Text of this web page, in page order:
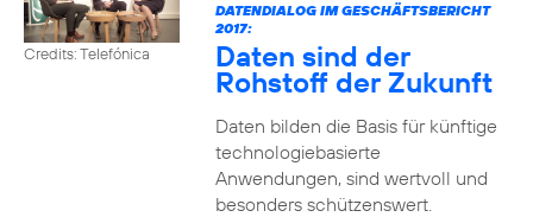
Credits: Telefónica
DATENDIALOG IM GESCHÄFTSBERICHT
2017:
Daten sind der
Rohstoff der Zukunft
Daten bilden die Basis für künftige
technologiebasierte
Anwendungen, sind wertvoll und
besonders schützenswert.